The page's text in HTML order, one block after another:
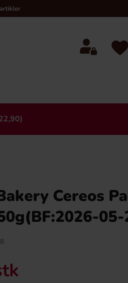
Cereos
05-